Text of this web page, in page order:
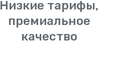
Низкие тарифы,
премиальное
качество